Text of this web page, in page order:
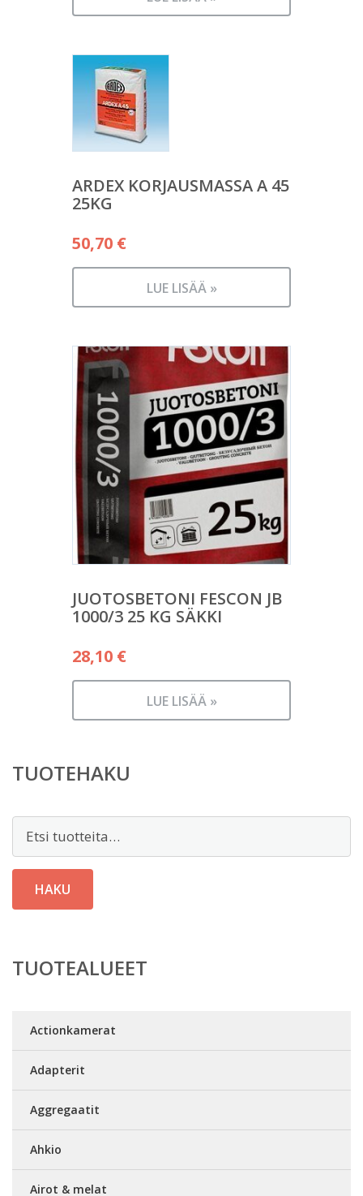
ARDEX KORJAUSMASSA A 45
25KG
50,70 €
LUE LISÄÄ »
JUOTOSBETONI FESCON JB
1000/3 25 KG SÄKKI
28,10 €
LUE LISÄÄ »
TUOTEHAKU
Etsi:
HAKU
TUOTEALUEET
Actionkamerat
Adapterit
Aggregaatit
Ahkio
Airot & melat